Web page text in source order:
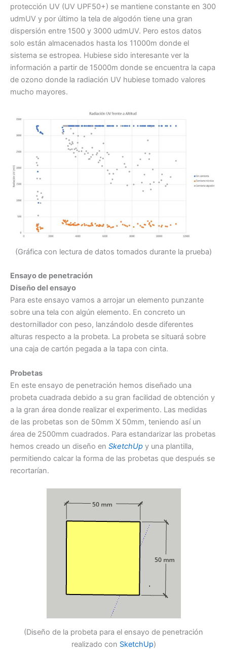
protección UV (UV UPF50+) se mantiene constante en 300
udmUV y por último la tela de algodón tiene una gran
dispersión entre 1500 y 3000 udmUV. Pero estos datos
solo están almacenados hasta los 11000m donde el
sistema se estropea. Hubiese sido interesante ver la
información a partir de 15000m donde se encuentra la capa
de ozono donde la radiación UV hubiese tomado valores
mucho mayores.
(Gráfica con lectura de datos tomados durante la prueba)
Ensayo de penetración
Diseño del ensayo
Para este ensayo vamos a arrojar un elemento punzante
sobre una tela con algún elemento. En concreto un
destornillador con peso, lanzándolo desde diferentes
alturas respecto a la probeta. La probeta se situará sobre
una caja de cartón pegada a la tapa con cinta.
Probetas
En este ensayo de penetración hemos diseñado una
probeta cuadrada debido a su gran facilidad de obtención y
a la gran área donde realizar el experimento. Las medidas
de las probetas son de 50mm X 50mm, teniendo así un
área de 2500mm cuadrados. Para estandarizar las probetas
hemos creado un diseño en SketchUp y una plantilla,
permitiendo calcar la forma de las probetas que después se
recortarían.
(Diseño de la probeta para el ensayo de penetración
realizado con SketchUp)